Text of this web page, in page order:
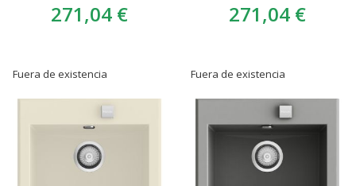
271,04 €
Fuera de existencia
271,04 €
Fuera de existencia